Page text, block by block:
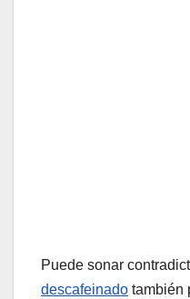
Puede sonar
descafeinado también